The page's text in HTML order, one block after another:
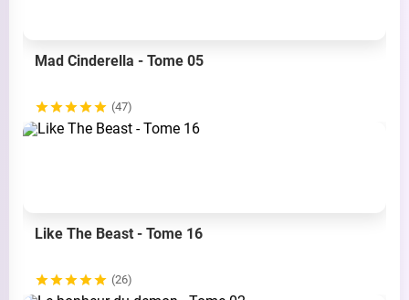
Mad Cinderella - Tome 05
(47)
Like The Beast - Tome 16
(26)